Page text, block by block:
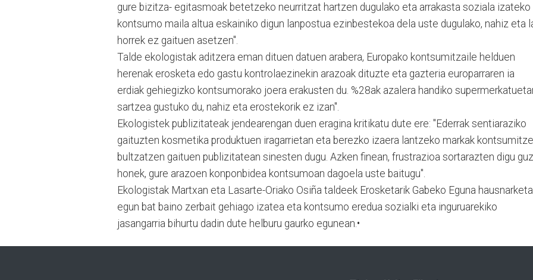
gure bizitza- egitasmoak betetzeko neurritzat hartzen dugulako eta arrakasta soziala izateko
kontsumo maila altua eskainiko digun lanpostua ezinbestekoa dela uste dugulako, nahiz eta
horrek ez gaituen asetzen".
Talde ekologistak aditzera eman dituen datuen arabera, Europako kontsumitzaile helduen
herenak erosketa edo gastu kontrolaezinekin arazoak dituzte eta gazteria europarraren ia
erdiak gehiegizko kontsumorako joera erakusten du. %28ak azalera handiko
sartzea gustuko du, nahiz eta erostekorik ez izan".
Ekologistek publizitateak jendearengan duen eragina kritikatu dute ere: "Ederrak sentiaraziko
gaituzten kosmetika produktuen iragarrietan eta berezko izaera lantzeko markak
bultzatzen gaituen publizitatean sinesten dugu. Azken finean, frustrazioa sortarazten digu
honek, gure arazoen konponbidea kontsumoan dagoela uste baitugu".
Ekologistak Martxan eta Lasarte-Oriako Osiña taldeek Erosketarik Gabeko Eguna hausnarketa
egun bat baino zerbait gehiago izatea eta kontsumo eredua sozialki eta inguruarekiko
jasangarria bihurtu dadin dute helburu gaurko egunean.•